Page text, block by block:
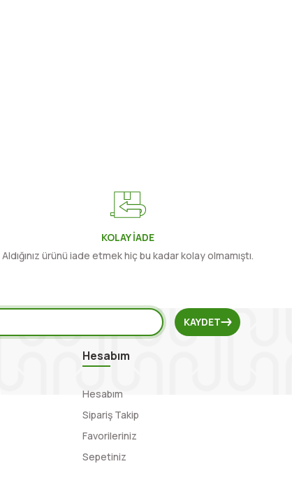
KOLAY İADE
Aldığınız ürünü iade etmek hiç bu kadar kolay olmamıştı.
KAYDET
Hesabım
Hesabım
Sipariş Takip
Favorileriniz
Sepetiniz